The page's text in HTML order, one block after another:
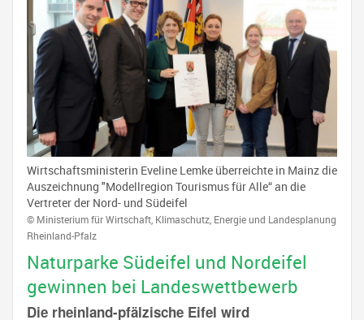
Wirtschaftsministerin Eveline Lemke überreichte in Mainz die
Auszeichnung "Modellregion Tourismus für Alle“ an die
Vertreter der Nord- und Südeifel
© Ministerium für Wirtschaft, Klimaschutz, Energie und Landesplanung
Rheinland-Pfalz
Naturparke Südeifel und Nordeifel
gewinnen bei Landeswettbewerb
Die rheinland-pfälzische Eifel wird